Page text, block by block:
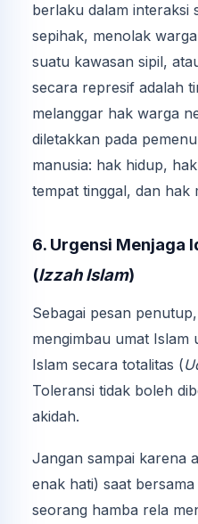
berlaku dalam interaksi
sepihak, menolak
suatu kawasan sipil,
secara represif adalah
melanggar hak warga
diletakkan pada
manusia: hak hidup,
tempat tinggal, dan hak
6. Urgensi Menjaga
(Izzah Islam)
Sebagai pesan
mengimbau umat Islam
Islam secara totalitas (
Toleransi tidak boleh
akidah.
Jangan sampai karena
enak hati) saat
seorang hamba rela